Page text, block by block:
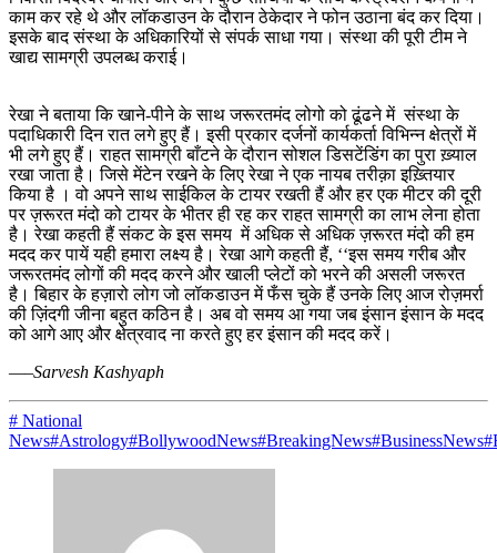
काम कर रहे थे और लॉकडाउन के दौरान ठेकेदार ने फोन उठाना बंद कर दिया।
इसके बाद संस्था के अधिकारियों से संपर्क साधा गया। संस्था की पूरी टीम ने
खाद्य सामग्री उपलब्ध कराई।
रेखा ने बताया कि खाने-पीने के साथ जरूरतमंद लोगो को ढूंढने में संस्था के
पदाधिकारी दिन रात लगे हुए हैं। इसी प्रकार दर्जनों कार्यकर्ता विभिन्न क्षेत्रों में
भी लगे हुए हैं। राहत सामग्री बाँटने के दौरान सोशल डिसटेंडिंग का पुरा ख़्याल
रखा जाता है। जिसे मेंटेन रखने के लिए रेखा ने एक नायब तरीक़ा इख़्तियार
किया है । वो अपने साथ साईकिल के टायर रखती हैं और हर एक मीटर की दूरी
पर ज़रूरत मंदो को टायर के भीतर ही रह कर राहत सामग्री का लाभ लेना होता
है। रेखा कहती हैं संकट के इस समय में अधिक से अधिक ज़रूरत मंदो की हम
मदद कर पायें यही हमारा लक्ष्य है। रेखा आगे कहती हैं, ‘‘इस समय गरीब और
जरूरतमंद लोगों की मदद करने और खाली प्लेटों को भरने की असली जरूरत
है। बिहार के हज़ारो लोग जो लॉकडाउन में फँस चुके हैं उनके लिए आज रोज़मर्रा
की ज़िंदगी जीना बहुत कठिन है। अब वो समय आ गया जब इंसान इंसान के मदद
को आगे आए और क्षेत्रवाद ना करते हुए हर इंसान की मदद करें।
—–Sarvesh Kashyaph
# National
News#Astrology#BollywoodNews#BreakingNews#BusinessNews